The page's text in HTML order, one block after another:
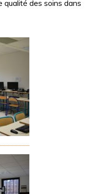
qualité des soins dans